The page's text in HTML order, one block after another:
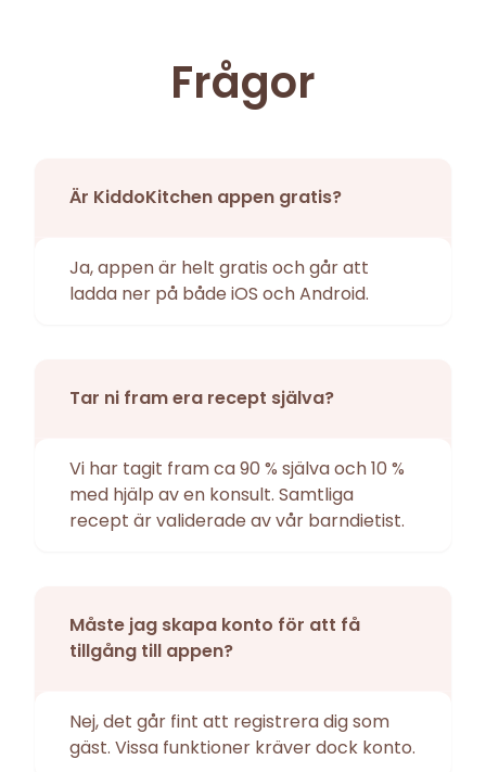
Frågor
Är KiddoKitchen appen gratis?
Ja, appen är helt gratis och går att
ladda ner på både iOS och Android.
Tar ni fram era recept själva?
Vi har tagit fram ca 90 % själva och 10 %
med hjälp av en konsult. Samtliga
recept är validerade av vår barndietist.
Måste jag skapa konto för att få
tillgång till appen?
Nej, det går fint att registrera dig som
gäst. Vissa funktioner kräver dock konto.